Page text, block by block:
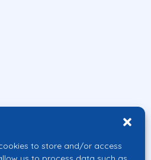
to store and/or access